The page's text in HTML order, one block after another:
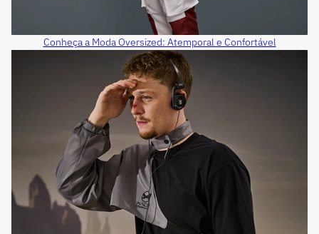
Conheça a Moda Oversized: Atemporal e Confortável